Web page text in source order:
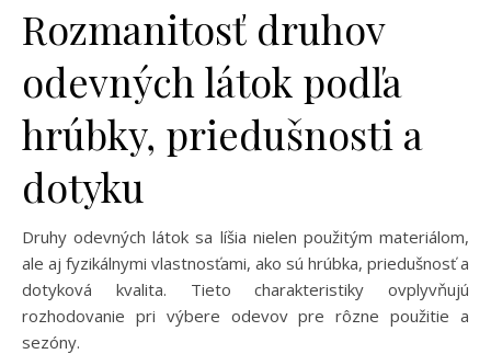
Rozmanitosť druhov
odevných látok podľa
hrúbky, priedušnosti a
dotyku
Druhy odevných látok sa líšia nielen použitým materiálom,
ale aj fyzikálnymi vlastnosťami, ako sú hrúbka, priedušnosť a
dotyková kvalita. Tieto charakteristiky ovplyvňujú
rozhodovanie pri výbere odevov pre rôzne použitie a
sezóny.